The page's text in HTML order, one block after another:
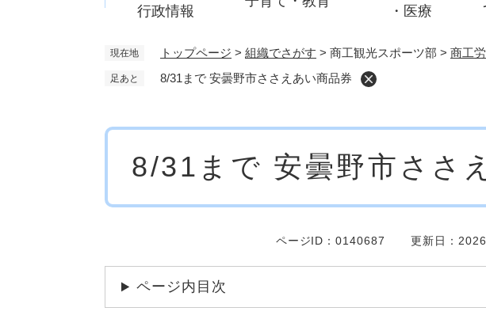
行政情報
・医療
現在地 トップページ > 組織でさがす > 商工観光スポーツ部 > 商工
足あと 8/31まで 安曇野市ささえあい商品券
8/31まで 安曇野市ささ
ページID：0140687 更新日：
ページ内目次